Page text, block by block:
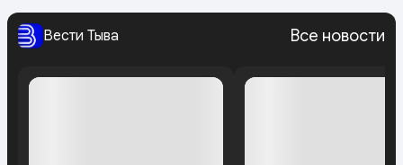
Вести Тыва Все новости